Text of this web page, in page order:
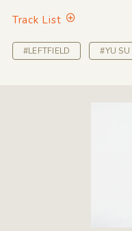
Track List
#LEFTFIELD #YU SU